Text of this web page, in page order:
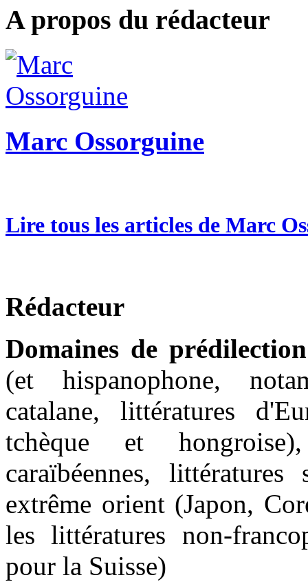
A propos du rédacteur
Marc Ossorguine
Lire tous les articles de Marc
Rédacteur
Domaines de prédilection
(et hispanophone,
catalane, littératures
tchèque et
caraïbéennes,
extrême orient (Japon,
les littératures non-
pour la Suisse)